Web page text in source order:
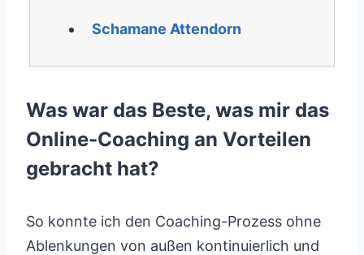
Schamane Attendorn
Was war das Beste, was mir das
Online-Coaching an Vorteilen
gebracht hat?
So konnte ich den Coaching-Prozess ohne
Ablenkungen von außen kontinuierlich und